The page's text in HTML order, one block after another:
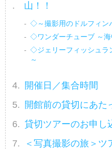
山！！
◇～撮影用のドルフィン
◇ワンダーチューブ ～海
◇ジェリーフィッシュラ
～
開催日／集合時間
開館前の貸切にあた
貸切ツアーのお申し
＜写真撮影の旅＞ツ